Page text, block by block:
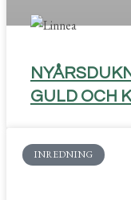
GULD OCH
INREDNING